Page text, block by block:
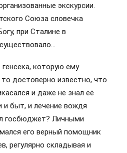
экскурсии.
Союза словечка
при Сталине в
которую ему
достоверно известно, что
и даже не знал её
и быт, и лечение вождя
госбюджет? Личными
его верный помощник
регулярно складывая и